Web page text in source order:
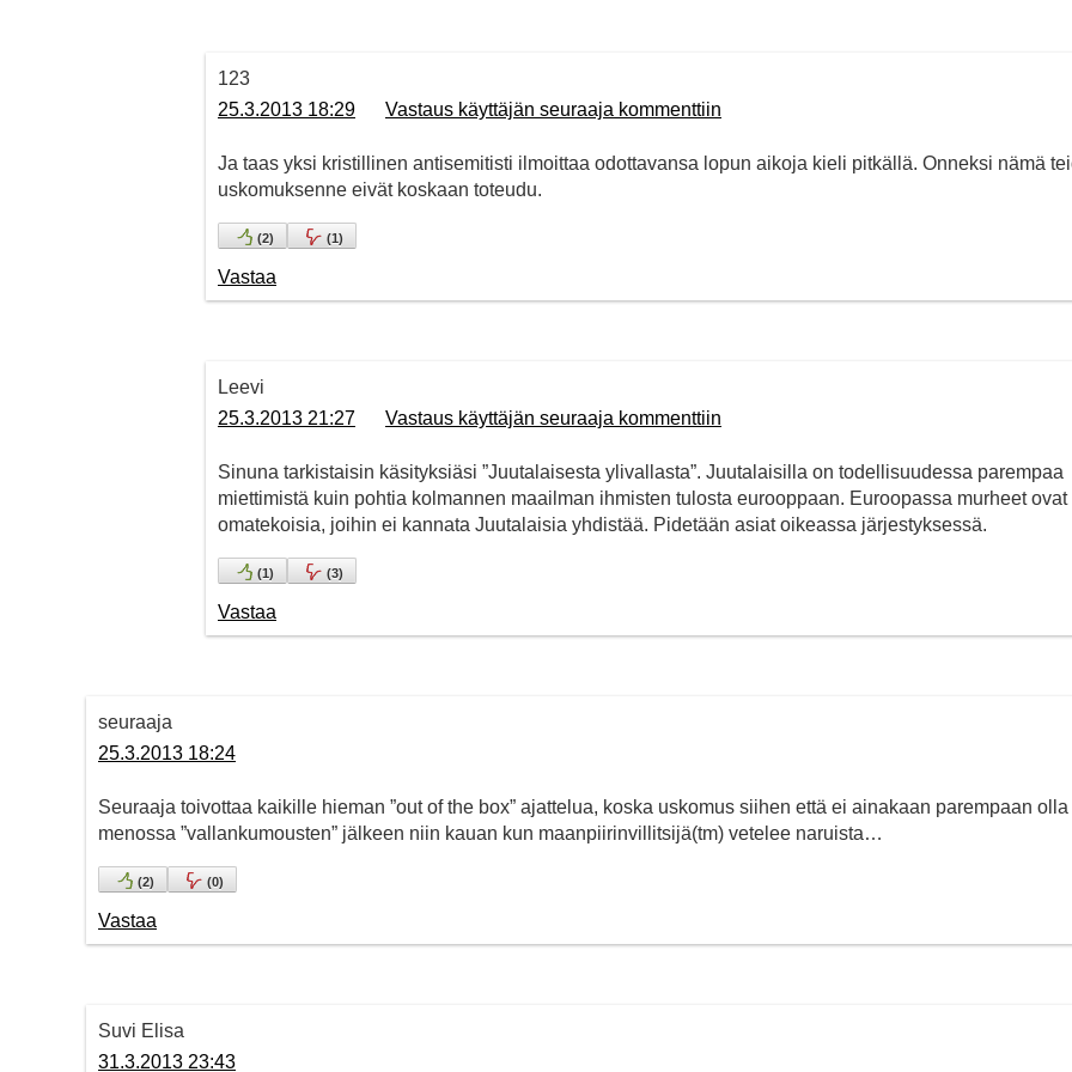
123
25.3.2013 18:29
Vastaus käyttäjän seuraaja kommenttiin
Ja taas yksi kristillinen antisemitisti ilmoittaa odottavansa lopun aikoja kieli pitkällä. Onneksi nämä
uskomuksenne eivät koskaan toteudu.
(2) (1)
Vastaa
Leevi
25.3.2013 21:27
Vastaus käyttäjän seuraaja kommenttiin
Sinuna tarkistaisin käsityksiäsi ”Juutalaisesta ylivallasta”. Juutalaisilla on todellisuudessa parempaa
miettimistä kuin pohtia kolmannen maailman ihmisten tulosta eurooppaan. Euroopassa murheet ovat
omatekoisia, joihin ei kannata Juutalaisia yhdistää. Pidetään asiat oikeassa järjestyksessä.
(1) (3)
Vastaa
seuraaja
25.3.2013 18:24
Seuraaja toivottaa kaikille hieman ”out of the box” ajattelua, koska uskomus siihen että ei ainakaan parempaan
menossa ”vallankumousten” jälkeen niin kauan kun maanpiirinvillitsijä(tm) vetelee naruista…
(2) (0)
Vastaa
Suvi Elisa
31.3.2013 23:43